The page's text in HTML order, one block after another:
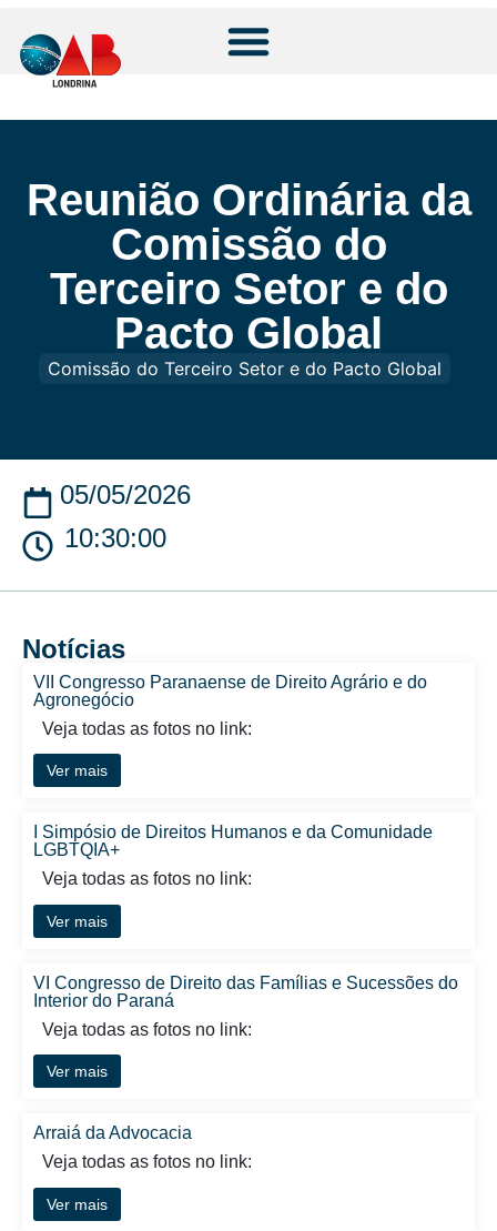
Reunião Ordinária da
Comissão do
Terceiro Setor e do
Pacto Global
Comissão do Terceiro Setor e do Pacto Global
05/05/2026
10:30:00
Notícias
VII Congresso Paranaense de Direito Agrário e do
Agronegócio
Veja todas as fotos no link:
Ver mais
I Simpósio de Direitos Humanos e da Comunidade
LGBTQIA+
Veja todas as fotos no link:
Ver mais
VI Congresso de Direito das Famílias e Sucessões do
Interior do Paraná
Veja todas as fotos no link:
Ver mais
Arraiá da Advocacia
Veja todas as fotos no link:
Ver mais